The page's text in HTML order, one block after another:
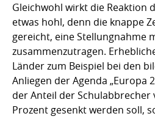
Gleichwohl wirkt die Reaktion
etwas hohl, denn die knappe
gereicht, eine Stellungnahme
zusammenzutragen.
Länder zum Beispiel bei den
Anliegen der Agenda „Europa
der Anteil der Schulabbrecher
Prozent gesenkt werden soll,